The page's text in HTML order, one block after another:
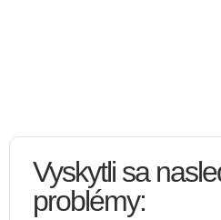
Vyskytli sa
problémy: